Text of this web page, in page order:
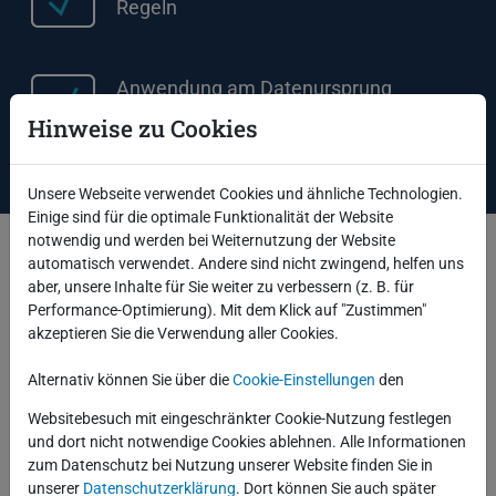
Regeln
Anwendung am Datenursprung
Unsere Lösung in der Live-Präsentation
.conf 2024 Breakout Session
"Unlocking Manufacturing Potential:
Human In The Loop for Real-Time
Hinweise zu Cookies
Unsere Webseite verwendet Cookies und ähnliche Technologien.
Einige sind für die optimale Funktionalität der Website
notwendig und werden bei Weiternutzung der Website
automatisch verwendet. Andere sind nicht zwingend, helfen uns
aber, unsere Inhalte für Sie weiter zu verbessern (z. B. für
Performance-Optimierung). Mit dem Klick auf "Zustimmen"
akzeptieren Sie die Verwendung aller Cookies.
Alternativ können Sie über dieCookie-Einstellungen den
Websitebesuch mit eingeschränkter Cookie-Nutzung festlegen
und dort nicht notwendige Cookies ablehnen. Alle Informationen
zum Datenschutz bei Nutzung unserer Website finden Sie in
unserer Datenschutzerklärung. Dort können Sie auch später